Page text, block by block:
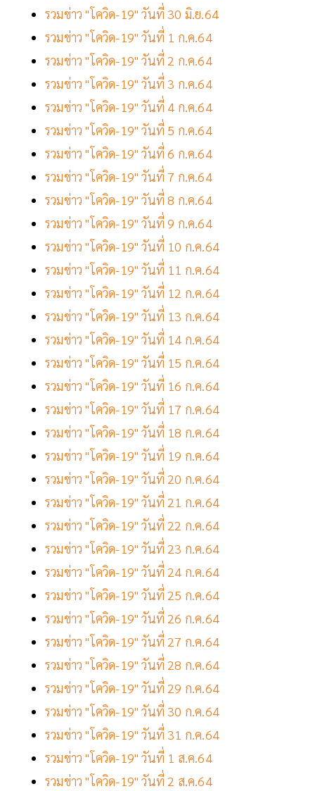
รวมข่าว "โควิด-19" วันที่ 30 มิ.ย.64
รวมข่าว "โควิด-19" วันที่ 1 ก.ค.64
รวมข่าว "โควิด-19" วันที่ 2 ก.ค.64
รวมข่าว "โควิด-19" วันที่ 3 ก.ค.64
รวมข่าว "โควิด-19" วันที่ 4 ก.ค.64
รวมข่าว "โควิด-19" วันที่ 5 ก.ค.64
รวมข่าว "โควิด-19" วันที่ 6 ก.ค.64
รวมข่าว "โควิด-19" วันที่ 7 ก.ค.64
รวมข่าว "โควิด-19" วันที่ 8 ก.ค.64
รวมข่าว "โควิด-19" วันที่ 9 ก.ค.64
รวมข่าว "โควิด-19" วันที่ 10 ก.ค.64
รวมข่าว "โควิด-19" วันที่ 11 ก.ค.64
รวมข่าว "โควิด-19" วันที่ 12 ก.ค.64
รวมข่าว "โควิด-19" วันที่ 13 ก.ค.64
รวมข่าว "โควิด-19" วันที่ 14 ก.ค.64
รวมข่าว "โควิด-19" วันที่ 15 ก.ค.64
รวมข่าว "โควิด-19" วันที่ 16 ก.ค.64
รวมข่าว "โควิด-19" วันที่ 17 ก.ค.64
รวมข่าว "โควิด-19" วันที่ 18 ก.ค.64
รวมข่าว "โควิด-19" วันที่ 19 ก.ค.64
รวมข่าว "โควิด-19" วันที่ 20 ก.ค.64
รวมข่าว "โควิด-19" วันที่ 21 ก.ค.64
รวมข่าว "โควิด-19" วันที่ 22 ก.ค.64
รวมข่าว "โควิด-19" วันที่ 23 ก.ค.64
รวมข่าว "โควิด-19" วันที่ 24 ก.ค.64
รวมข่าว "โควิด-19" วันที่ 25 ก.ค.64
รวมข่าว "โควิด-19" วันที่ 26 ก.ค.64
รวมข่าว "โควิด-19" วันที่ 27 ก.ค.64
รวมข่าว "โควิด-19" วันที่ 28 ก.ค.64
รวมข่าว "โควิด-19" วันที่ 29 ก.ค.64
รวมข่าว "โควิด-19" วันที่ 30 ก.ค.64
รวมข่าว "โควิด-19" วันที่ 31 ก.ค.64
รวมข่าว "โควิด-19" วันที่ 1 ส.ค.64
รวมข่าว "โควิด-19" วันที่ 2 ส.ค.64